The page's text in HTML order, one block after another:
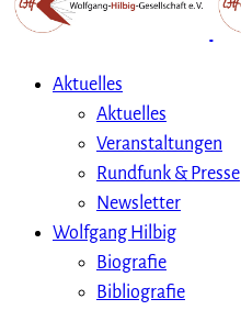
Aktuelles
Aktuelles
Veranstaltungen
Rundfunk & Presse
Newsletter
Wolfgang Hilbig
Biografie
Bibliografie